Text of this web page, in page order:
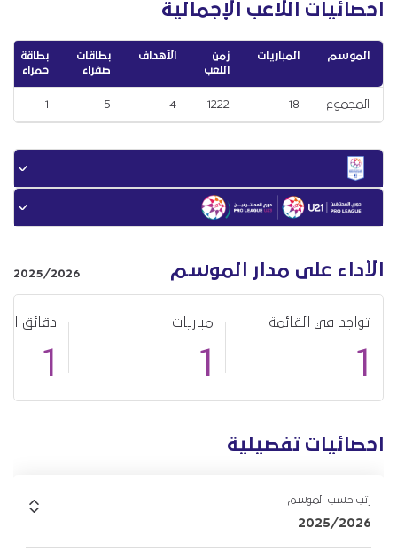
احصائيات اللاعب الإجمالية
الموسم المباريات
زمن
اللعب
الأهداف
بطاقات
صفراء
بطاقة
حمراء
المجموع 18
1222
4
5
1
الأداء على مدار الموسم 2025/2026
تواجد في القائمة
1
مباريات
1
دقائق
1
احصائيات تفصيلية
رتب حسب الموسم
2025/2026